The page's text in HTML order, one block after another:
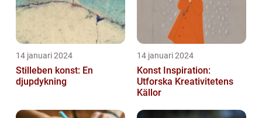
14 januari 2024
Stilleben konst: En
djupdykning
14 januari 2024
Konst Inspiration:
Utforska Kreativitetens
Källor